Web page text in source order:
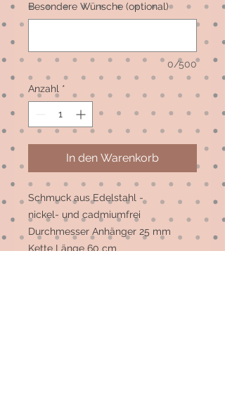
Besondere Wünsche (optional)
0/500
Anzahl *
In den Warenkorb
Schmuck aus Edelstahl -
nickel- und cadmiumfrei
Durchmesser Anhänger 25 mm
Kette Länge 60 cm